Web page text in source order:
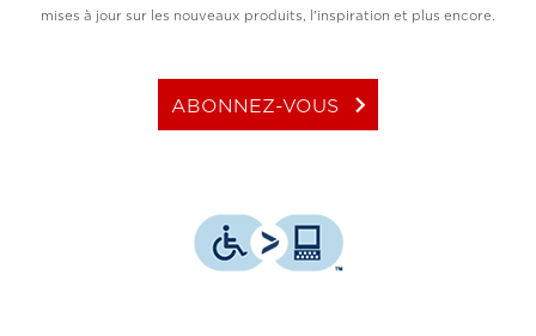
mises à jour sur les nouveaux produits, l'inspiration et plus encore.
ABONNEZ-VOUS keyboard_arrow_right